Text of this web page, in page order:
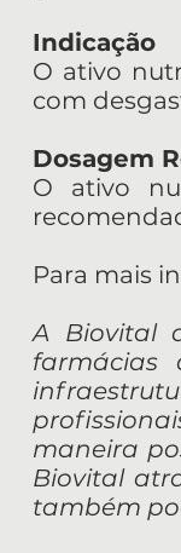
Indicação
O ativo
com
Dosagem
O ativo
Para mais
A Biovital
maneira
Biovital
também